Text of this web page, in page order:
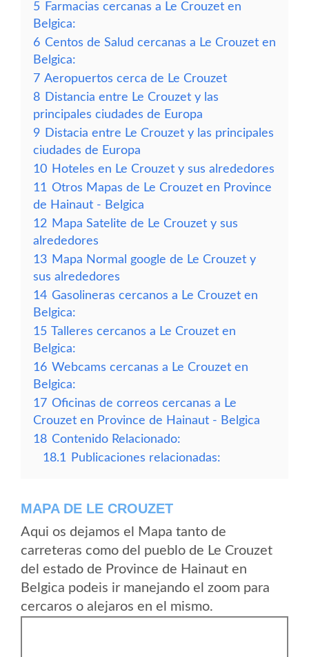
5 Farmacias cercanas a Le Crouzet en
Belgica:
6 Centos de Salud cercanas a Le Crouzet en
Belgica:
7 Aeropuertos cerca de Le Crouzet
8 Distancia entre Le Crouzet y las
principales ciudades de Europa
9 Distacia entre Le Crouzet y las principales
ciudades de Europa
10 Hoteles en Le Crouzet y sus alrededores
11 Otros Mapas de Le Crouzet en Province
de Hainaut - Belgica
12 Mapa Satelite de Le Crouzet y sus
alrededores
13 Mapa Normal google de Le Crouzet y
sus alrededores
14 Gasolineras cercanos a Le Crouzet en
Belgica:
15 Talleres cercanos a Le Crouzet en
Belgica:
16 Webcams cercanas a Le Crouzet en
Belgica:
17 Oficinas de correos cercanas a Le
Crouzet en Province de Hainaut - Belgica
18 Contenido Relacionado:
18.1
Publicaciones relacionadas:
MAPA DE LE CROUZET
Aqui os dejamos el Mapa tanto de
carreteras como del pueblo de Le Crouzet
del estado de Province de Hainaut en
Belgica podeis ir manejando el zoom para
cercaros o alejaros en el mismo.